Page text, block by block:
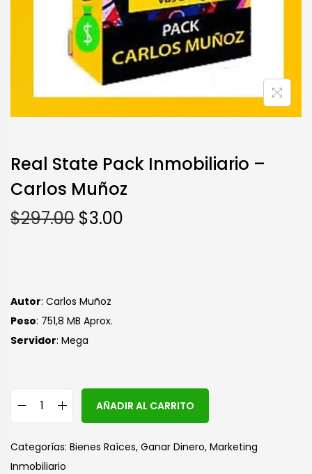
Real State Pack Inmobiliario –
Carlos Muñoz
$297.00 $3.00
Autor: Carlos Muñoz
Peso: 751,8 MB Aprox.
Servidor: Mega
AÑADIR AL CARRITO
Categorías: Bienes Raíces, Ganar Dinero, Marketing
Inmobiliario